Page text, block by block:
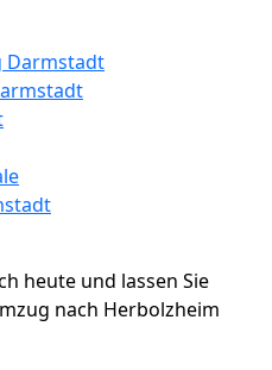
Darmstadt
heute und lassen Sie
nach Herbolzheim